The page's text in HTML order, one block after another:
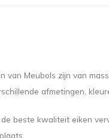
van Meubols zijn van
afmetingen,
beste kwaliteit eiken